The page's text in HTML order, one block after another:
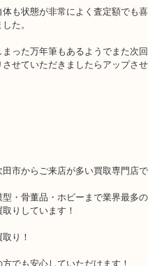
ロット 万年筆 N/A ）
筆をお売りいただきました。
ということでご来店です。
した。
まった万年筆もあるようでま
りさせていただきましたらアッ